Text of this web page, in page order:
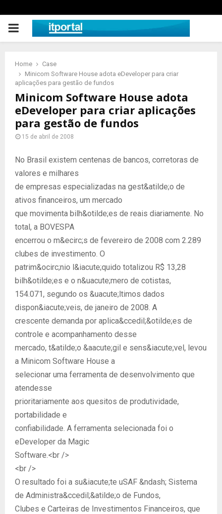
PRIMARY
Home
Case
Minicom Software House adota eDeveloper para criar
aplicações para gestão de fundos
Minicom Software House adota
eDeveloper para criar aplicações
para gestão de fundos
15 de abril de 2008
No Brasil existem centenas de bancos, corretoras de
valores e milhares
de empresas especializadas na gest&atilde;o de
ativos financeiros, um mercado
que movimenta bilh&otilde;es de reais diariamente. No
total, a BOVESPA
encerrou o m&ecirc;s de fevereiro de 2008 com 2.289
clubes de investimento. O
patrim&ocirc;nio l&iacute;quido totalizou R$ 13,28
bilh&otilde;es e o n&uacute;mero de cotistas,
154.071, segundo os &uacute;ltimos dados
dispon&iacute;veis, de janeiro de 2008. A
crescente demanda por aplica&ccedil;&otilde;es de
controle e acompanhamento desse
mercado, t&atilde;o &aacute;gil e sens&iacute;vel, levou
a Minicom Software House a
selecionar uma ferramenta de desenvolvimento que
atendesse
prioritariamente aos quesitos de produtividade,
portabilidade e
confiabilidade. A ferramenta selecionada foi o
eDeveloper da Magic
Software.<br />
<br />
O resultado foi a su&iacute;te uSAF &ndash; Sistema
de Administra&ccedil;&atilde;o de Fundos,
Clubes e Carteiras de Investimentos Financeiros, que